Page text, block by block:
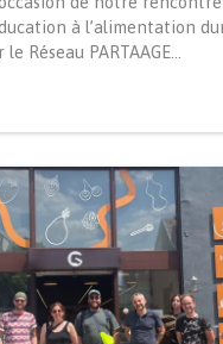
à l’alimentation
Réseau PARTAAGE…